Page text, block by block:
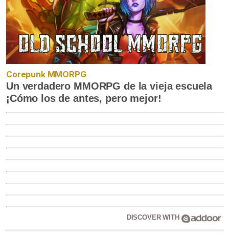
Corepunk MMORPG
Un verdadero MMORPG de la vieja escuela
¡Cómo los de antes, pero mejor!
DISCOVER WITH